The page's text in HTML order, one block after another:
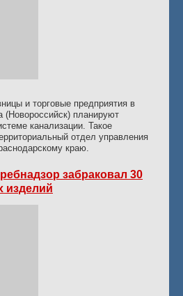
и торговые предприятия в
планируют
канализации. Такое
отдел управления
краю.
забраковал 30
изделий